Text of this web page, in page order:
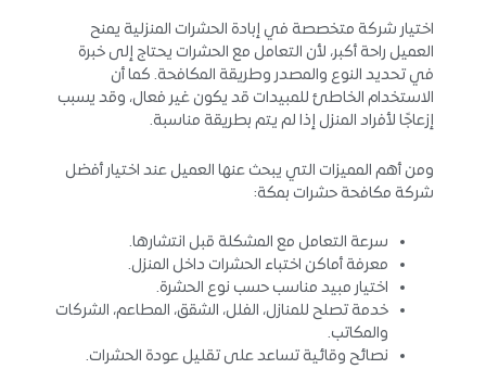
اختيار شركة متخصصة في إبادة الحشرات المنزلية يمنح
العميل راحة أكبر، لأن التعامل مع الحشرات يحتاج إلى خبرة
في تحديد النوع والمصدر وطريقة المكافحة. كما أن
الاستخدام الخاطئ للمبيدات قد يكون غير فعال، وقد يسبب
إزعاجًا لأفراد المنزل إذا لم يتم بطريقة مناسبة.
ومن أهم المميزات التي يبحث عنها العميل عند اختيار أفضل
شركة مكافحة حشرات بمكة:
سرعة التعامل مع المشكلة قبل انتشارها.
معرفة أماكن اختباء الحشرات داخل المنزل.
اختيار مبيد مناسب حسب نوع الحشرة.
خدمة تصلح للمنازل، الفلل، الشقق، المطاعم، الشركات
والمكاتب.
نصائح وقائية تساعد على تقليل عودة الحشرات.